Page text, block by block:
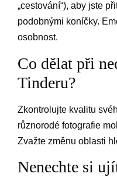
„cestování“), aby jste
podobnými koníčky.
osobnost.
Co dělat při
Tinderu?
Zkontrolujte kvalitu
různorodé fotografie
Zvažte změnu oblasti
Nenechte si